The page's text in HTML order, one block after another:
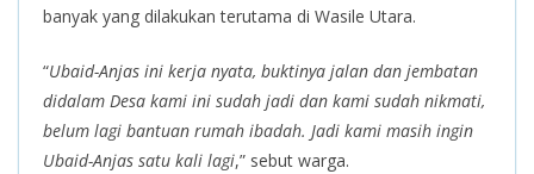
banyak yang dilakukan terutama di Wasile Utara.
“Ubaid-Anjas ini kerja nyata, buktinya jalan dan jembatan
didalam Desa kami ini sudah jadi dan kami sudah nikmati,
belum lagi bantuan rumah ibadah. Jadi kami masih ingin
Ubaid-Anjas satu kali lagi,” sebut warga.